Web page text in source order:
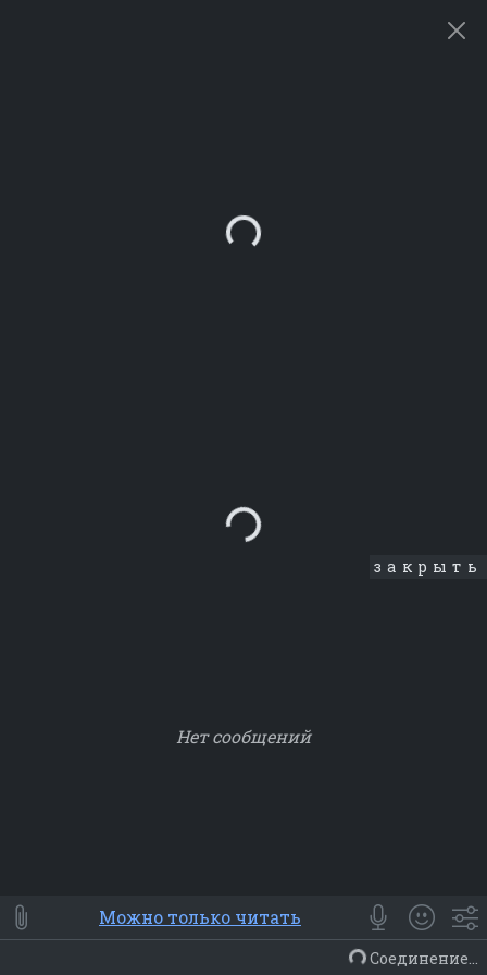
Loading... закрыть
Нет сообщений
⭐ Мои Smile
😀 Emoji
Смайлики
Люди Животные Еда Объекты
Можно только читать
Соединение...